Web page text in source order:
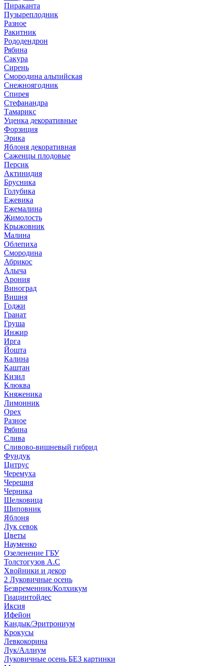
Пираканта
Пузыреплодник
Разное
Ракитник
Рододендрон
Рябина
Сакура
Сирень
Смородина альпийская
Снежноягодник
Спирея
Стефанандра
Тамарикс
Уценка декоративные
Форзиция
Эрика
Яблоня декоративная
Саженцы плодовые
Персик
Актинидия
Брусника
Голубика
Ежевика
Ежемалина
Жимолость
Крыжовник
Малина
Облепиха
Смородина
Абрикос
Алыча
Арония
Виноград
Вишня
Годжи
Гранат
Груша
Инжир
Ирга
Йошта
Калина
Каштан
Кизил
Клюква
Княженика
Лимонник
Орех
Разное
Рябина
Слива
Сливово-вишневый гибрид
Фундук
Цитрус
Черемуха
Черешня
Черника
Шелковица
Шиповник
Яблоня
Лук севок
Цветы
Науменко
Озеленение ГБУ
Толстогузов А.С
Хвойники и декор
2 Луковичные осень
Безвременник/Колхикум
Гиацинтойдес
Иксия
Ифейон
Кандык/Эритрониум
Крокусы
Левкокорина
Лук/Аллиум
Луковичные осень БЕЗ картинки